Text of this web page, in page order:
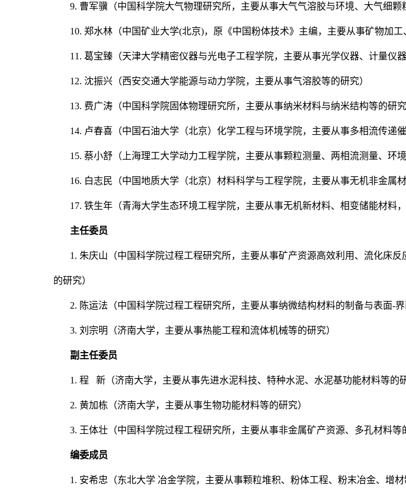
9. 曹军骥（中国科学院大气物理研究所，主要从事大气气溶胶与环境、大气细
10. 郑水林（中国矿业大学(北京)，原《中国粉体技术》主编，主要从事矿物加工
11. 葛宝臻（天津大学精密仪器与光电子工程学院，主要从事光学仪器、计量仪器
12. 沈振兴（西安交通大学能源与动力学院，主要从事气溶胶等的研究）
13. 费广涛（中国科学院固体物理研究所，主要从事纳米材料与纳米结构等的研究
14. 卢春喜（中国石油大学（北京）化学工程与环境学院，主要从事多相流传递
15. 蔡小舒（上海理工大学动力工程学院，主要从事颗粒测量、两相流测量、环
16. 白志民（中国地质大学（北京）材料科学与工程学院，主要从事无机非金属
17. 铁生年（青海大学生态环境工程学院，主要从事无机新材料、相变储能材料
主任委员
1. 朱庆山（中国科学院过程工程研究所，主要从事矿产资源高效利用、流化床
的研究）
2. 陈运法（中国科学院过程工程研究所，主要从事纳微结构材料的制备与表面-界
3. 刘宗明（济南大学，主要从事热能工程和流体机械等的研究）
副主任委员
1. 程 新（济南大学，主要从事先进水泥科技、特种水泥、水泥基功能材料等的研
2. 黄加栋（济南大学，主要从事生物功能材料等的研究）
3. 王体壮（中国科学院过程工程研究所，主要从事非金属矿产资源、多孔材料等
编委成员
1. 安希忠（东北大学 冶金学院，主要从事颗粒堆积、粉体工程、粉末冶金、增材